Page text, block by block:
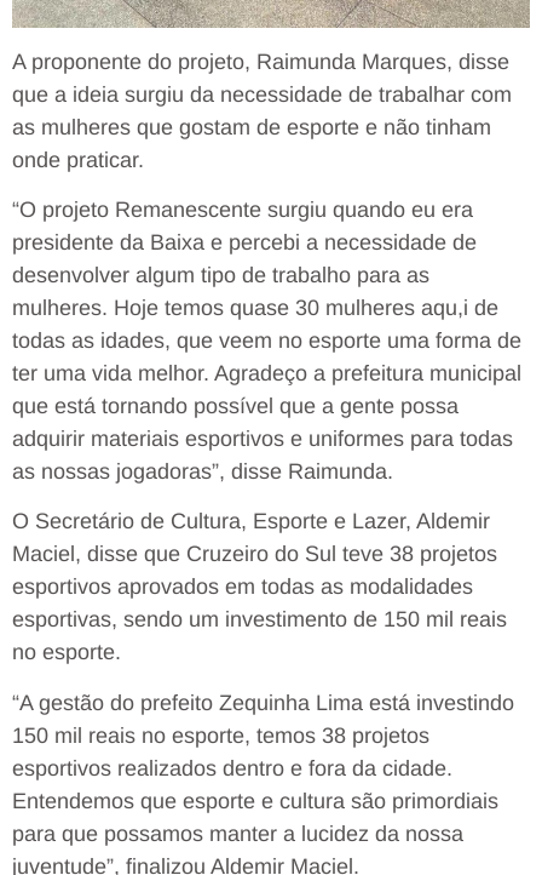
A proponente do projeto, Raimunda Marques, disse
que a ideia surgiu da necessidade de trabalhar com
as mulheres que gostam de esporte e não tinham
onde praticar.
“O projeto Remanescente surgiu quando eu era
presidente da Baixa e percebi a necessidade de
desenvolver algum tipo de trabalho para as
mulheres. Hoje temos quase 30 mulheres aqu,i de
todas as idades, que veem no esporte uma forma de
ter uma vida melhor. Agradeço a prefeitura municipal
que está tornando possível que a gente possa
adquirir materiais esportivos e uniformes para todas
as nossas jogadoras”, disse Raimunda.
O Secretário de Cultura, Esporte e Lazer, Aldemir
Maciel, disse que Cruzeiro do Sul teve 38 projetos
esportivos aprovados em todas as modalidades
esportivas, sendo um investimento de 150 mil reais
no esporte.
“A gestão do prefeito Zequinha Lima está investindo
150 mil reais no esporte, temos 38 projetos
esportivos realizados dentro e fora da cidade.
Entendemos que esporte e cultura são primordiais
para que possamos manter a lucidez da nossa
juventude”, finalizou Aldemir Maciel.